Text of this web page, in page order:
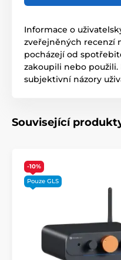
Informace o
zveřejněných recenzí
pocházejí od
zakoupili nebo
subjektivní názory
Související
-10%
Pouze GLS